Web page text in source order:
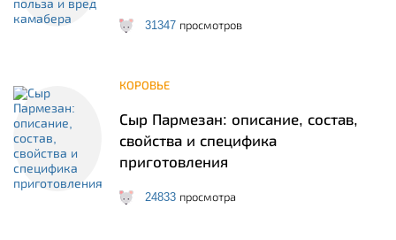
31347 просмотров
КОРОВЬЕ
Сыр Пармезан: описание, состав,
свойства и специфика
приготовления
24833 просмотра